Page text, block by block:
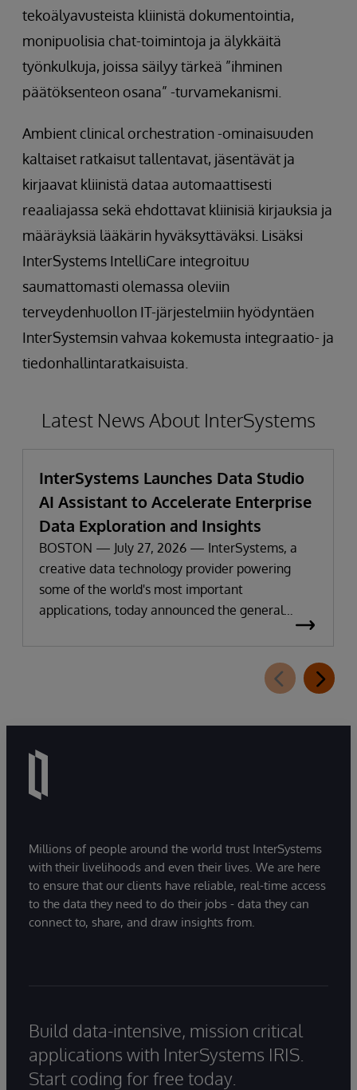
tekoälyavusteista kliinistä dokumentointia,
monipuolisia chat-toimintoja ja älykkäitä
työnkulkuja, joissa säilyy tärkeä ”ihminen
päätöksenteon osana” -turvamekanismi.
Ambient clinical orchestration -ominaisuuden
kaltaiset ratkaisut tallentavat, jäsentävät ja
kirjaavat kliinistä dataa automaattisesti
reaaliajassa sekä ehdottavat kliinisiä kirjauksia ja
määräyksiä lääkärin hyväksyttäväksi. Lisäksi
InterSystems IntelliCare integroituu
saumattomasti olemassa oleviin
terveydenhuollon IT-järjestelmiin hyödyntäen
InterSystemsin vahvaa kokemusta integraatio- ja
tiedonhallintaratkaisuista.
Latest News About InterSystems
InterSystems Launches Data Studio
AI Assistant to Accelerate Enterprise
Data Exploration and Insights
BOSTON — July 27, 2026 — InterSystems, a
creative data technology provider powering
some of the world's most important
applications, today announced the general
extension for InterSystems Data Studio that
helps organizations more easily understand,
Millions of people around the world trust InterSystems
with their livelihoods and even their lives. We are here
to ensure that our clients have reliable, real-time access
to the data they need to do their jobs - data they can
connect to, share, and draw insights from.
Build data-intensive, mission critical
applications with InterSystems IRIS.
Start coding for free today.